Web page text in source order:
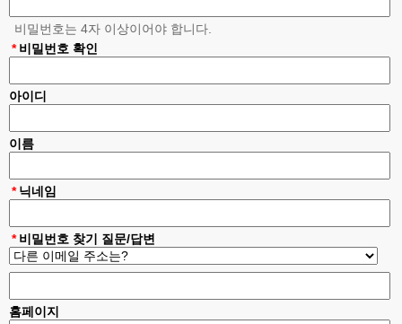
비밀번호는 4자 이상이어야 합니다.
비밀번호 확인
*
아이디
이름
* 닉네임
* 비밀번호 찾기 질문/답변
홈페이지